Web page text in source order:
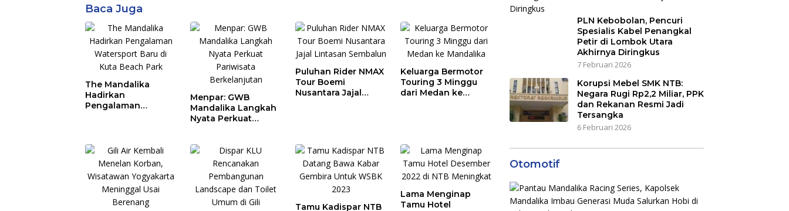
Baca Juga
The Mandalika
Hadirkan
Pengalaman
Menpar: GWB
Mandalika Langkah
Nyata Perkuat
Puluhan Rider NMAX
Tour Boemi
Nusantara Jajal
Keluarga Bermotor
Touring 3 Minggu
dari Medan ke
Tamu Kadispar NTB
Lama Menginap
Tamu Hotel
PLN Kebobolan, Pencuri
Spesialis Kabel Penangkal
Petir di Lombok Utara
Akhirnya Diringkus
7 Februari 2026
Korupsi Mebel SMK NTB:
Negara Rugi Rp2,2 Miliar, PPK
dan Rekanan Resmi Jadi
Tersangka
6 Februari 2026
Otomotif